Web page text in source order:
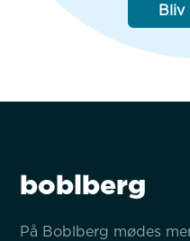
Bliv
boblberg
På Boblberg mødes